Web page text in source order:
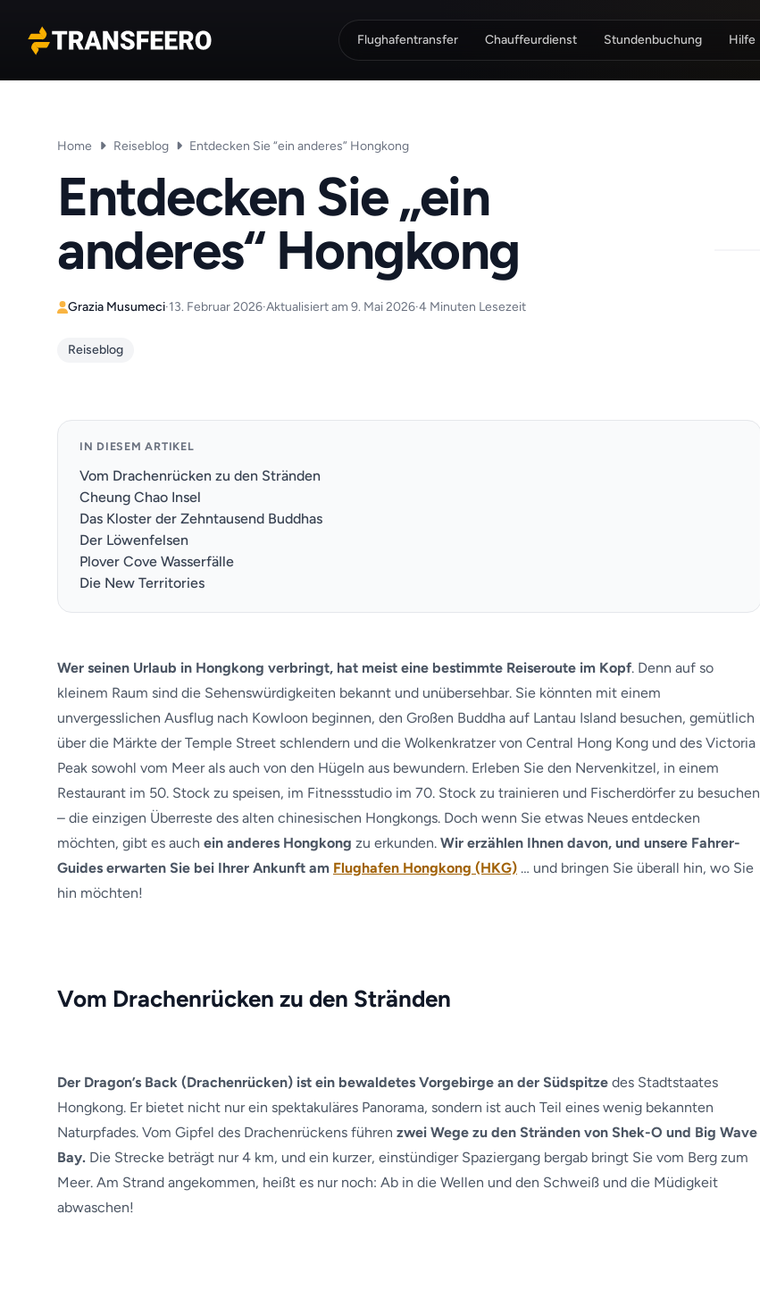
Transfeero
Flughafentransfer Chauffeurdienst Stundenbuchung Hilfe
Home Reiseblog Entdecken Sie “ein anderes” Hongkong
Entdecken Sie „ein
anderes“ Hongkong
Grazia Musumeci·13. Februar 2026·Aktualisiert am 9. Mai 2026·4 Minuten Lesezeit
Reiseblog
IN DIESEM ARTIKEL
Vom Drachenrücken zu den Stränden
Cheung Chao Insel
Das Kloster der Zehntausend Buddhas
Der Löwenfelsen
Plover Cove Wasserfälle
Die New Territories
Wer seinen Urlaub in Hongkong verbringt, hat meist eine bestimmte Reiseroute im Kopf. Denn auf so
kleinem Raum sind die Sehenswürdigkeiten bekannt und unübersehbar. Sie könnten mit einem
unvergesslichen Ausflug nach Kowloon beginnen, den Großen Buddha auf Lantau Island besuchen, gemütlich
über die Märkte der Temple Street schlendern und die Wolkenkratzer von Central Hong Kong und des Victoria
Peak sowohl vom Meer als auch von den Hügeln aus bewundern. Erleben Sie den Nervenkitzel, in einem
Restaurant im 50. Stock zu speisen, im Fitnessstudio im 70. Stock zu trainieren und Fischerdörfer zu besuchen
– die einzigen Überreste des alten chinesischen Hongkongs. Doch wenn Sie etwas Neues entdecken
möchten, gibt es auch ein anderes Hongkong zu erkunden. Wir erzählen Ihnen davon, und unsere Fahrer-
Guides erwarten Sie bei Ihrer Ankunft am Flughafen Hongkong (HKG) … und bringen Sie überall hin, wo Sie
hin möchten!
Vom Drachenrücken zu den Stränden
Der Dragon’s Back (Drachenrücken) ist ein bewaldetes Vorgebirge an der Südspitze des Stadtstaates
Hongkong. Er bietet nicht nur ein spektakuläres Panorama, sondern ist auch Teil eines wenig bekannten
Naturpfades. Vom Gipfel des Drachenrückens führen zwei Wege zu den Stränden von Shek-O und Big Wave
Bay. Die Strecke beträgt nur 4 km, und ein kurzer, einstündiger Spaziergang bergab bringt Sie vom Berg zum
Meer. Am Strand angekommen, heißt es nur noch: Ab in die Wellen und den Schweiß und die Müdigkeit
abwaschen!